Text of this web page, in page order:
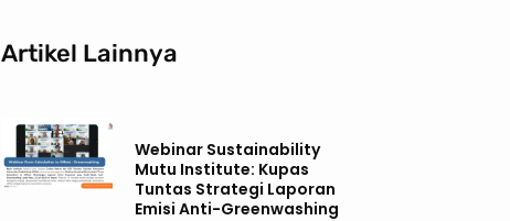
Artikel Lainnya
Webinar Sustainability
Mutu Institute: Kupas
Tuntas Strategi Laporan
Emisi Anti-Greenwashing